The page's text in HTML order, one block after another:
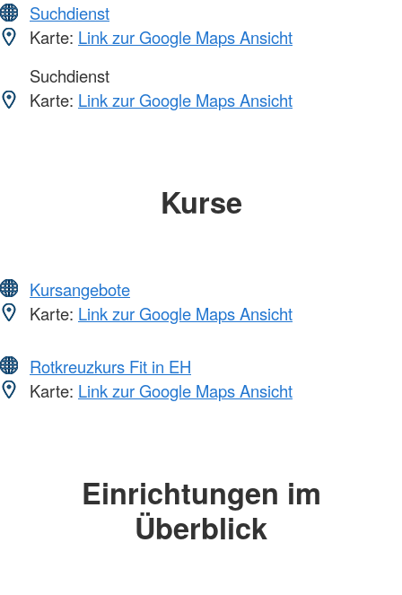
Suchdienst
Karte: Link zur Google Maps Ansicht
Suchdienst
Karte: Link zur Google Maps Ansicht
Kurse
Kursangebote
Karte: Link zur Google Maps Ansicht
Rotkreuzkurs Fit in EH
Karte: Link zur Google Maps Ansicht
Einrichtungen im
Überblick